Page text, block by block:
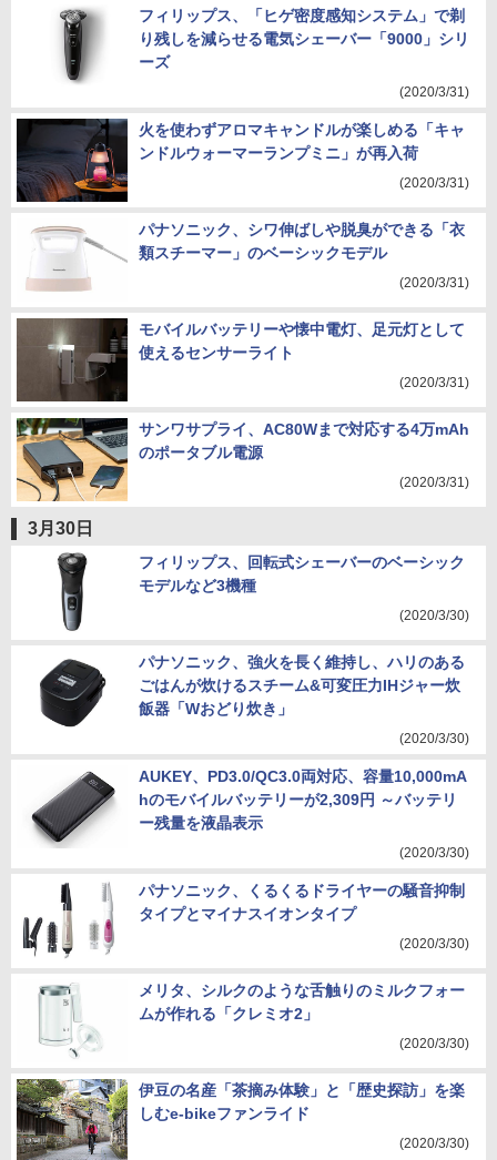
フィリップス、「ヒゲ密度感知システム」で剃
り残しを減らせる電気シェーバー「9000」シリ
ーズ
(2020/3/31)
火を使わずアロマキャンドルが楽しめる「キャ
ンドルウォーマーランプミニ」が再入荷
(2020/3/31)
パナソニック、シワ伸ばしや脱臭ができる「衣
類スチーマー」のベーシックモデル
(2020/3/31)
モバイルバッテリーや懐中電灯、足元灯として
使えるセンサーライト
(2020/3/31)
サンワサプライ、AC80Wまで対応する4万mAh
のポータブル電源
(2020/3/31)
3月30日
フィリップス、回転式シェーバーのベーシック
モデルなど3機種
(2020/3/30)
パナソニック、強火を長く維持し、ハリのある
ごはんが炊けるスチーム&可変圧力IHジャー炊
飯器「Wおどり炊き」
(2020/3/30)
AUKEY、PD3.0/QC3.0両対応、容量10,000mA
hのモバイルバッテリーが2,309円 ～バッテリ
ー残量を液晶表示
(2020/3/30)
パナソニック、くるくるドライヤーの騒音抑制
タイプとマイナスイオンタイプ
(2020/3/30)
メリタ、シルクのような舌触りのミルクフォー
ムが作れる「クレミオ2」
(2020/3/30)
伊豆の名産「茶摘み体験」と「歴史探訪」を楽
しむe-bikeファンライド
(2020/3/30)